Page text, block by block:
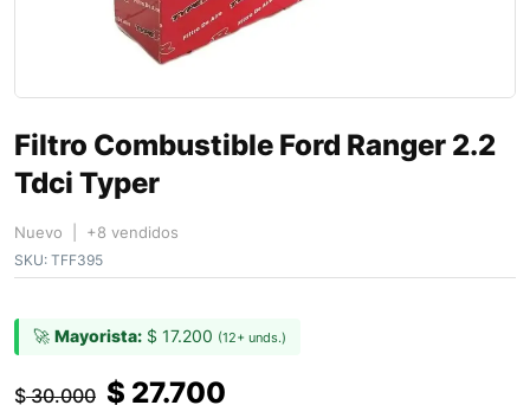
Filtro Combustible Ford Ranger 2.2
Tdci Typer
Nuevo | +8 vendidos
SKU: TFF395
🚀 Mayorista: $ 17.200 (12+ unds.)
$30.000 $ 27.700